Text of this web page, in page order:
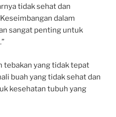
tidak sehat dan
dalam
sangat penting untuk
tebakan yang tidak tepat
buah yang tidak sehat dan
kesehatan tubuh yang